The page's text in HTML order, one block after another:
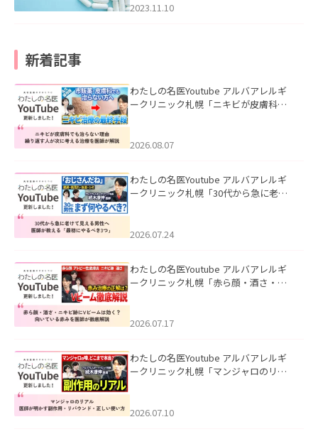
2023.11.10
新着記事
わたしの名医Youtube アルバアレルギ
ークリニック札幌「ニキビが皮膚科で
ました。
2026.08.07
わたしの名医Youtube アルバアレルギ
ークリニック札幌「30代から急に老け
た。
2026.07.24
わたしの名医Youtube アルバアレルギ
ークリニック札幌「赤ら顔・酒さ・ニ
した。
2026.07.17
わたしの名医Youtube アルバアレルギ
ークリニック札幌「マンジャロのリア
た。
2026.07.10